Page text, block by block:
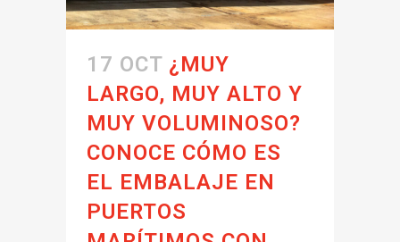
17 OCT ¿MUY
LARGO, MUY ALTO Y
MUY VOLUMINOSO?
CONOCE CÓMO ES
EL EMBALAJE EN
PUERTOS